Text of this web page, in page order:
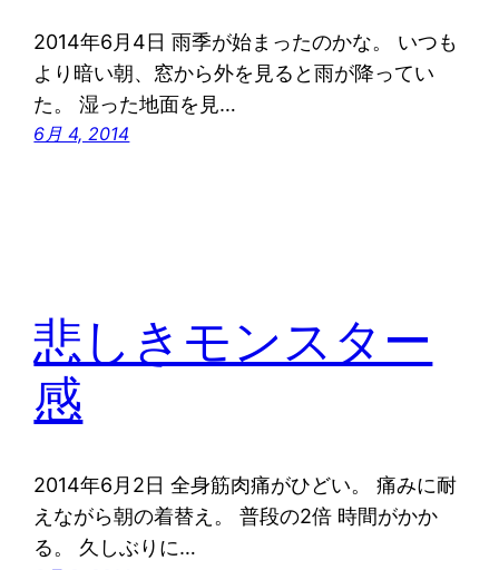
2014年6月4日 雨季が始まったのかな。 いつも
より暗い朝、窓から外を見ると雨が降ってい
た。 湿った地面を見…
6月 4, 2014
悲しきモンスター
感
2014年6月2日 全身筋肉痛がひどい。 痛みに耐
えながら朝の着替え。 普段の2倍 時間がかか
る。 久しぶりに…